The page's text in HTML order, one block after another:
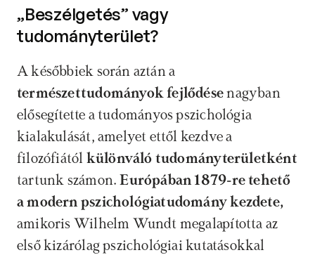
„Beszélgetés” vagy
tudományterület?
természettudományok fejlődése nagyban
elősegítette a tudományos pszichológia
kialakulását, amelyet ettől kezdve a
filozófiától különváló tudományterületként
tartunk számon. Európában 1879-re tehető
amikoris Wilhelm Wundt megalapította az
első kizárólag pszichológiai kutatásokkal